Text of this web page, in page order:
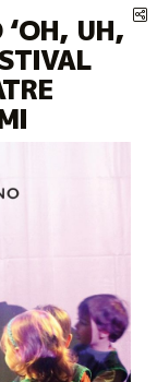
‘OH, UH,